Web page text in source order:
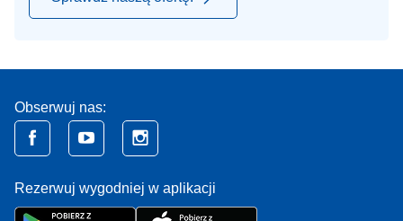
Obserwuj nas:
Rezerwuj wygodniej w aplikacji